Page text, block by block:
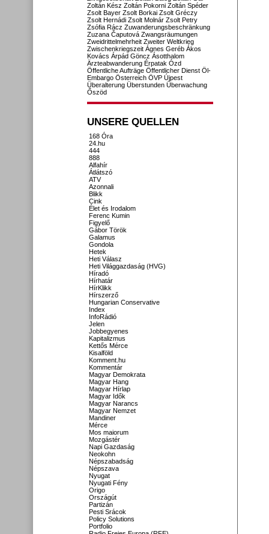
Zoltán Kész Zoltán Pokorni Zoltán Spéder
Zsolt Bayer Zsolt Borkai Zsolt Gréczy
Zsolt Hernádi Zsolt Molnár Zsolt Petry
Zsófia Rácz Zuwanderungsbeschränkung
Zuzana Čaputová Zwangsräumungen
Zweidrittelmehrheit Zweiter Weltkrieg
Zwischenkriegszeit Ágnes Geréb Ákos
Kovács Árpád Göncz Ásotthalom
Ärzteabwanderung Érpatak Ózd
Öffentliche Aufträge Öffentlicher Dienst Öl-
Embargo Österreich ÖVP Újpest
Überalterung Überstunden Überwachung
Őszöd
UNSERE QUELLEN
168 Óra
24.hu
444
888
Alfahír
Átlátszó
ATV
Azonnali
Blikk
Cink
Élet és Irodalom
Ferenc Kumin
Figyelő
Gábor Török
Galamus
Gondola
Hetek
Heti Válasz
Heti Világgazdaság (HVG)
Híradó
Hírhatár
HírKlikk
Hírszerző
Hungarian Conservative
Index
InfoRádió
Jelen
Jobbegyenes
Kapitalizmus
Kettős Mérce
Kisalföld
Komment.hu
Kommentár
Magyar Demokrata
Magyar Hang
Magyar Hírlap
Magyar Idők
Magyar Narancs
Magyar Nemzet
Mandiner
Mérce
Mos maiorum
Mozgástér
Napi Gazdaság
Neokohn
Népszabadság
Népszava
Nyugat
Nyugati Fény
Origo
Országút
Partizán
Pesti Srácok
Policy Solutions
Portfolio